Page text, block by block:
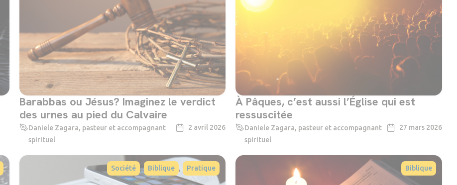
Barabbas ou Jésus? Imaginez le verdict
des urnes au pied du Calvaire
Daniele Zagara, pasteur et accompagnant
spirituel
2 avril 2026
À Pâques, c’est aussi l’Église qui est
ressuscitée
Daniele Zagara, pasteur et accompagnant
spirituel
27 mars 2026
Société , Biblique , Pratique Biblique